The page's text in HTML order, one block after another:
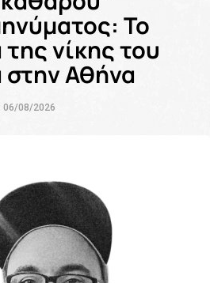
Το
νίκης του
Αθήνα
06/08/2026